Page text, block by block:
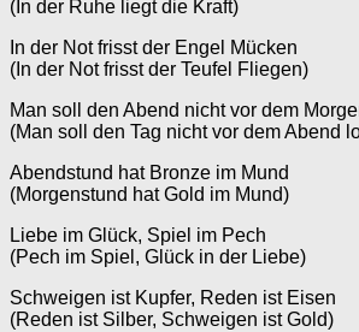
(In der Ruhe liegt die Kraft)
In der Not frisst der Engel Mücken
(In der Not frisst der Teufel Fliegen)
Man soll den Abend nicht vor dem
(Man soll den Tag nicht vor dem Abend
Abendstund hat Bronze im Mund
(Morgenstund hat Gold im Mund)
Liebe im Glück, Spiel im Pech
(Pech im Spiel, Glück in der Liebe)
Schweigen ist Kupfer, Reden ist Eisen
(Reden ist Silber, Schweigen ist Gold)